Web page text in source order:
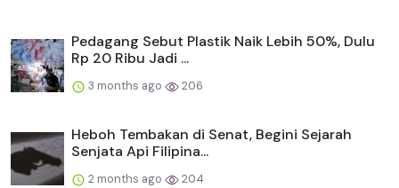
Pedagang Sebut Plastik Naik Lebih 50%, Dulu
Rp 20 Ribu Jadi ...
3 months ago 206
Heboh Tembakan di Senat, Begini Sejarah
Senjata Api Filipina...
2 months ago 204